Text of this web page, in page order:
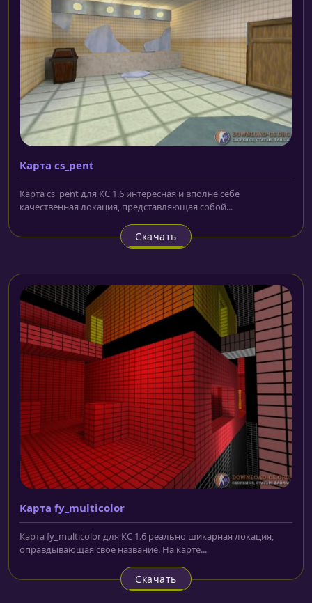
Карта cs_pent
Карта cs_pent для КС 1.6 интересная и вполне себе
качественная локация, представляющая собой...
Скачать
Карта fy_multicolor
Карта fy_multicolor для КС 1.6 реально шикарная локация,
оправдывающая свое название. На карте...
Скачать